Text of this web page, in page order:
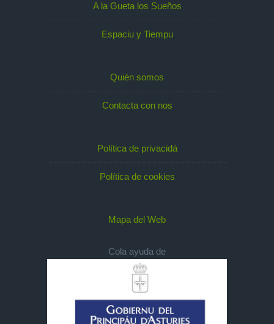
A la Gueta los Sueños
Espaciu y Tiempu
Quién somos
Contacta con nos
Política de privacidá
Política de cookies
Mapa del Web
Cola ayuda de